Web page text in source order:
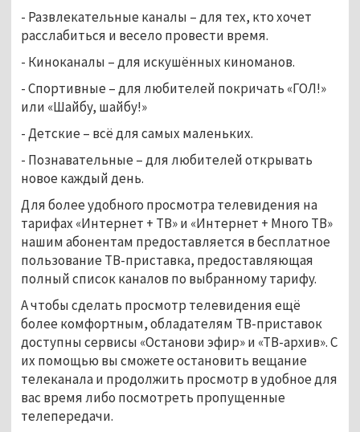
- Развлекательные каналы – для тех, кто хочет
расслабиться и весело провести время.
- Киноканалы – для искушённых киноманов.
- Спортивные – для любителей покричать «ГОЛ!»
или «Шайбу, шайбу!»
- Детские – всё для самых маленьких.
- Познавательные – для любителей открывать
новое каждый день.
Для более удобного просмотра телевидения на
тарифах «Интернет + ТВ» и «Интернет + Много ТВ»
нашим абонентам предоставляется в бесплатное
пользование ТВ-приставка, предоставляющая
полный список каналов по выбранному тарифу.
А чтобы сделать просмотр телевидения ещё
более комфортным, обладателям ТВ-приставок
доступны сервисы «Останови эфир» и «ТВ-архив». С
их помощью вы сможете остановить вещание
телеканала и продолжить просмотр в удобное для
вас время либо посмотреть пропущенные
телепередачи.